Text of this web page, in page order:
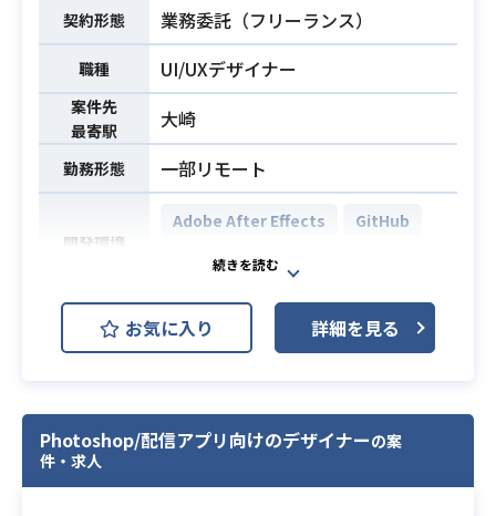
す。
・動的なグラフィックや静止画広告
におけるデザインの企画および制作
業務
・新規プロモーション枠に応じた先
進的なクリエイティブ案の発案と具
現化
・サービス内で展開されるコンテン
※詳細は面談時にお伝えします。
・事業会社におけるランディングペ
ージや販促用バナーの制作経験（1年
ュアル制作の実務経験
契約形態 業務委託（フリーランス）
職種 UI/UXデザイナー
案件先
最寄駅
大崎
勤務形態 一部リモート
開発環境
Adobe After Effects
GitHub
Adobe Photoshop
主にガチャ画面、ログインボーナ
ス、バナーなどの運用素材の制作を
ームのため、3D周りの素材を使う関
係上、その理解が求められます。
お気に入り 詳細を見る
Photoshop/配信アプリ向けのデザイナーの案
件・求人